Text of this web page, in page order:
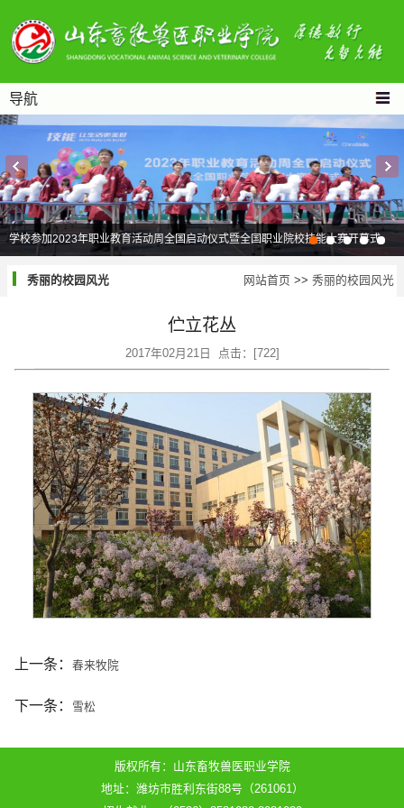
导航
学校参加2023年职业教育活动周全国启动仪式暨全国职业院校技能大赛开幕式
网站首页 >> 秀丽的校园风光
秀丽的校园风光
伫立花丛
2017年02月21日 点击：[722]
上一条： 春来牧院
下一条： 雪松
版权所有：山东畜牧兽医职业学院
地址：潍坊市胜利东街88号（261061）